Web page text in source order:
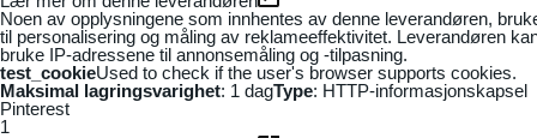
Noen av opplysningene som innhentes av denne leverandøren,
til personalisering og måling av reklameeffektivitet. Leverandøren
bruke IP-adressene til annonsemåling og -tilpasning.
test_cookieUsed to check if the user's browser supports cookies.
Maksimal lagringsvarighet: 1 dagType: HTTP-informasjonskapsel
Pinterest
1